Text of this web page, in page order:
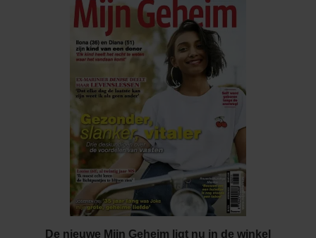
De nieuwe Mijn Geheim ligt nu in de winkel